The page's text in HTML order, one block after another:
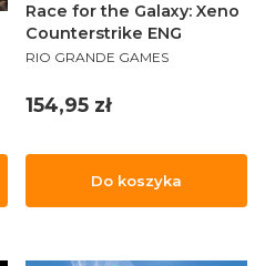
Race for the Galaxy: Xeno
Counterstrike ENG
PRODUCENT
RIO GRANDE GAMES
Cena
154,95 zł
Do koszyka